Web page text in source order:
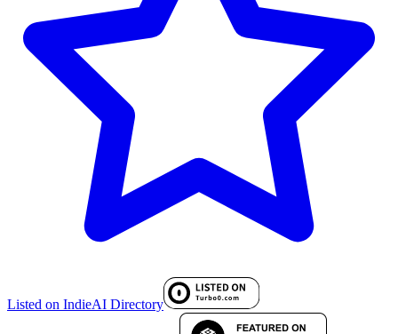
Listed on IndieAI Directory